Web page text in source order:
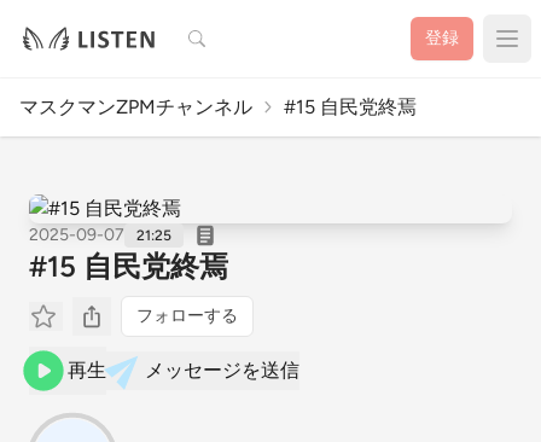
検索 登録
マスクマンZPMチャンネル #15 自民党終焉
2025-09-07 21:25
#15 自民党終焉
フォローする
再生 メッセージを送信